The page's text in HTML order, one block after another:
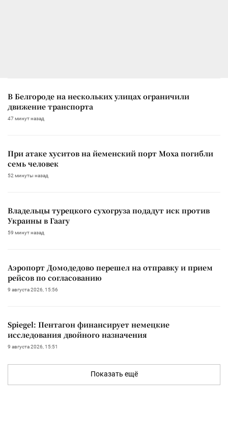
В Белгороде на нескольких улицах ограничили
движение транспорта
47 минут назад
При атаке хуситов на йеменский порт Моха погибли
семь человек
52 минуты назад
Владельцы турецкого сухогруза подадут иск против
Украины в Гаагу
59 минут назад
Аэропорт Домодедово перешел на отправку и прием
рейсов по согласованию
9 августа 2026, 15:56
Spiegel: Пентагон финансирует немецкие
исследования двойного назначения
9 августа 2026, 15:51
Показать ещё